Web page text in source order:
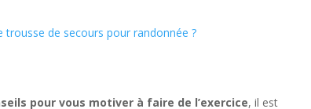
de secours pour randonnée ?
pour vous motiver à faire de l’exercice, il est